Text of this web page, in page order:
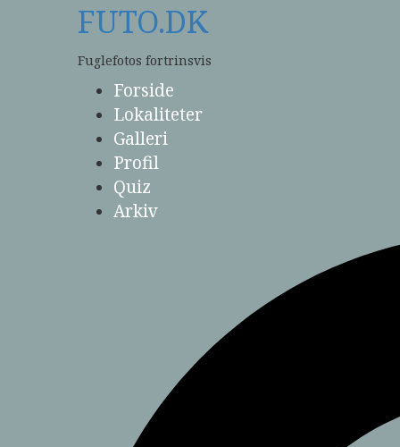
FUTO.DK
Fuglefotos fortrinsvis
Forside
Lokaliteter
Galleri
Profil
Quiz
Arkiv